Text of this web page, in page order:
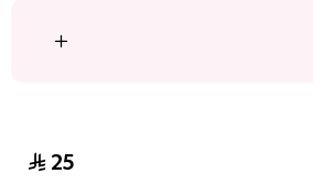
25